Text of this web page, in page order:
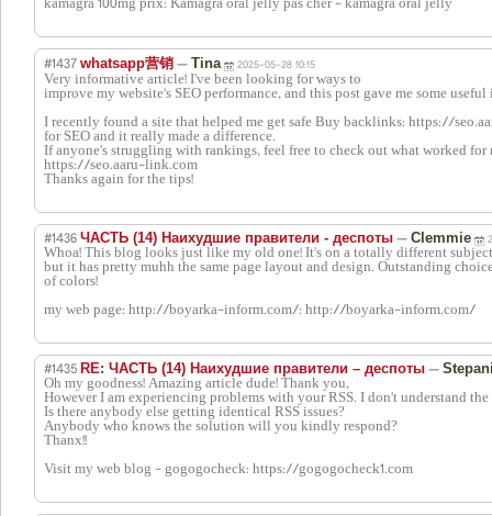
#1437 whatsapp营销 — Tina 2025-05-28 10:15
Very informative article! I’ve been looking for ways to
improve my website's SEO performance, and this post gave me some useful
I recently found a site that helped me get safe Buy backlinks: https://
for SEO and it really made a difference.
If anyone’s struggling with rankings, feel free to check out what worked for
https://seo.aaru-link.com
Thanks again for the tips!
#1436 ЧАСТЬ (14) Наихудшие правители - деспоты — Clemmie
Whoa! This blog looks just like my old one! It's on a totally different subject
but it has pretty muhh the same page layout and design. Outstanding
of colors!
my web page: http://boyarka-inform.com/: http://boyarka-inform.com/
#1435 RE: ЧАСТЬ (14) Наихудшие правители – деспоты —
Oh my goodness! Amazing article dude! Thank you,
However I am experiencing problems with your RSS. I don't understand
Is there anybody else getting identical RSS issues?
Anybody who knows the solution will you kindly respond?
Thanx!!
Visit my web blog - gogogocheck: https://gogogocheck1.com